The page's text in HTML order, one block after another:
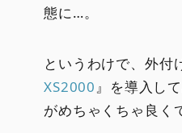
態に…。
というわけで、外付
XS2000』を導入し
がめちゃくちゃ良く